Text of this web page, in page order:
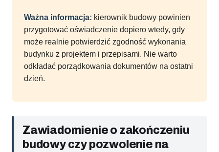
Ważna informacja: kierownik budowy powinien
przygotować oświadczenie dopiero wtedy, gdy
może realnie potwierdzić zgodność wykonania
budynku z projektem i przepisami. Nie warto
odkładać porządkowania dokumentów na ostatni
dzień.
Zawiadomienie o zakończeniu
budowy czy pozwolenie na